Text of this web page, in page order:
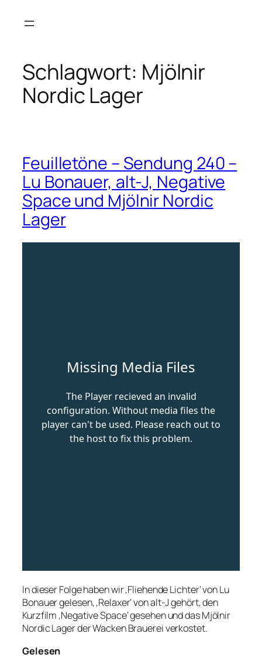
Inhalt
Schlagwort: Mjölnir
Nordic Lager
Feuilletöne – Sendung 240 –
Lu Bonauer, alt-J, Negative
Space und Mjölnir Nordic
Lager
In dieser Folge haben wir ‚Fliehende Lichter‘ von Lu
Bonauer gelesen, ‚Relaxer‘ von alt-J gehört, den
Kurzfilm ‚Negative Space‘ gesehen und das Mjölnir
Nordic Lager der Wacken Brauerei verkostet.
Gelesen